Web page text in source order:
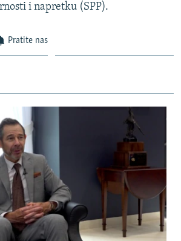
BIH 2024.
i napretku (SPP).
Pratite nas